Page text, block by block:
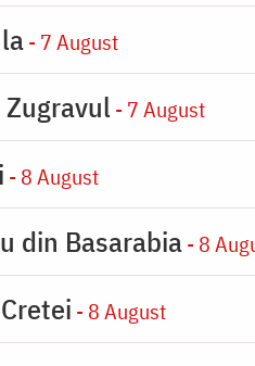
- 7 August
- 7 August
- 8 August
din Basarabia- 8
- 8 August